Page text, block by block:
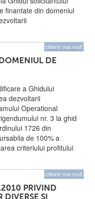
finantate din domeniul
citeste mai mult
DE
a Ghidului
dezvoltarii
Operational
nr. 3 la ghid
1726 din
de 100% a
criteriului profitului
citeste mai mult
PRIVIND
DIVERSE SI